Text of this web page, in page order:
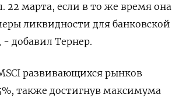
22 марта, если в то же время она
ликвидности для банковской
добавил Тернер.
развивающихся рынков
также достигнув максимума